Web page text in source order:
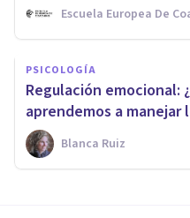
Escuela Europea De
PSICOLOGÍA
Regulación emocional:
aprendemos a manejar
Blanca Ruiz